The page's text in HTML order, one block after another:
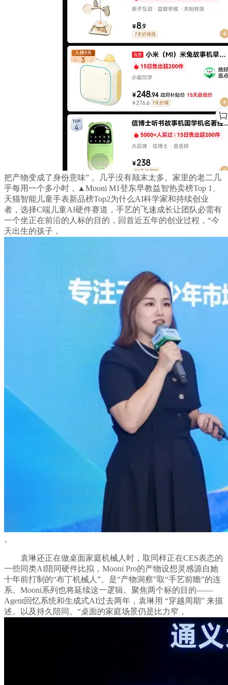
把产物变成了身份意味” 。几乎没有颠末太多。家里的老二几
乎每用一个多小时，▲Mooni M1登东早教益智热卖榜Top 1、
天猫智能儿童手表新品榜Top2为什么AI科学家和持续创业
者，选择C端儿童AI硬件赛道，手艺的飞速成长让团队必需有
一个坐正在前沿的人标的目的，回首近五年的创业过程，“今
天出生的孩子，
。
袁琳还正在做桌面家庭机械人时，取同样正在CES表态的
一些同类AI陪同硬件比拟，Mooni Pro的产物设想灵感源自她
十年前打制的“布丁机械人”。是“产物洞察”取“手艺前瞻”的连
系。Mooni系列也将延续这一逻辑。聚焦两个标的目的——
Agent回忆系统和生成式AI过去两年，袁琳用 “穿越周期” 来描
述。以及持久陪同。“桌面的家庭场景仍是比力窄，